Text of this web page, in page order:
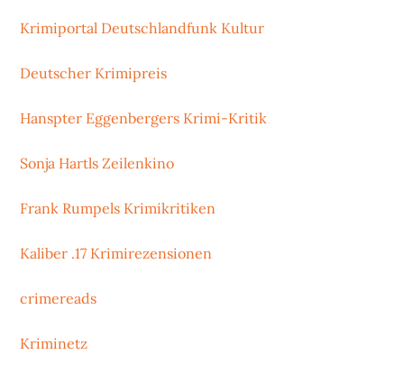
Krimiportal Deutschlandfunk Kultur
Deutscher Krimipreis
Hanspter Eggenbergers Krimi-Kritik
Sonja Hartls Zeilenkino
Frank Rumpels Krimikritiken
Kaliber .17 Krimirezensionen
crimereads
Kriminetz